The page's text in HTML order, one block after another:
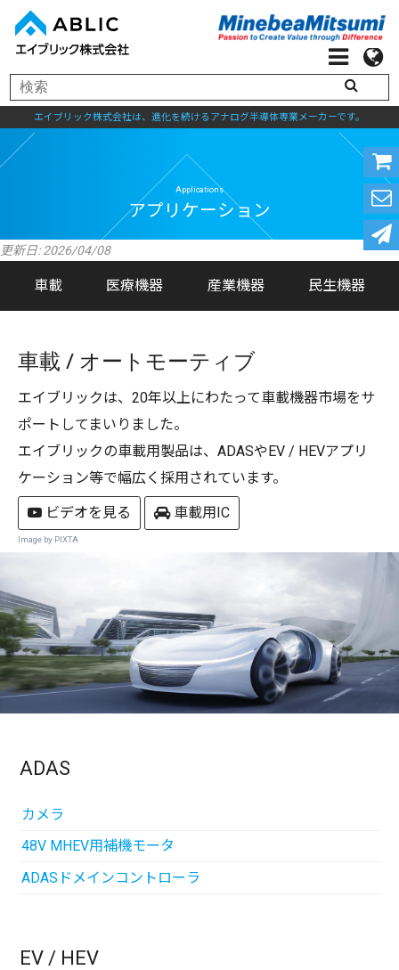
エイブリック株式会社は、進化を続けるアナログ半導体専業メーカーです。
アプリケーション
更新日: 2026/04/08
車載 医療機器 産業機器 民生機器
車載 / オートモーティブ
エイブリックは、20年以上にわたって車載機器市場をサ
ポートしてまいりました。
エイブリックの車載用製品は、ADASやEV / HEVアプリ
ケーション等で幅広く採用されています。
ビデオを見る 車載用IC
Image by PIXTA
ADAS
カメラ
48V MHEV用補機モータ
ADASドメインコントローラ
EV / HEV